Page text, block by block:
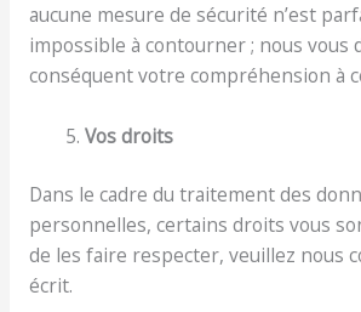
aucune mesure de sécurité n’est
impossible à contourner ; nous vous
conséquent votre compréhension à
Vos droits
Dans le cadre du traitement des
personnelles, certains droits vous
de les faire respecter, veuillez nous
écrit.